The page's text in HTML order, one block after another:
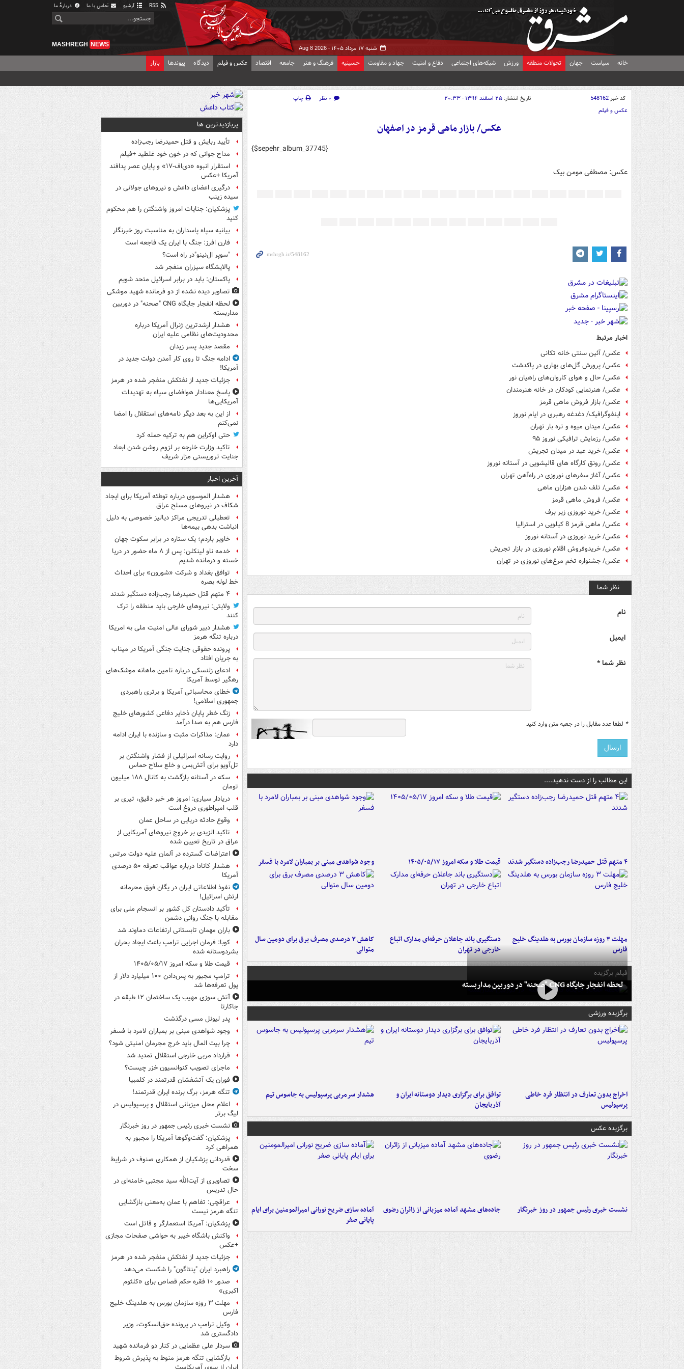
آرشیو تماس با ما دربارهٔ ما
شنبه ۱۷ مرداد ۱۴۰۵ - Aug 8 2026
MASHREGH NEWS
خانه سیاست جهان تحولات منطقه ورزش شبکه‌های اجتماعی دفاع و امنیت جهاد و مقاومت حسینیه فرهنگ و هنر جامعه اقتصاد عکس و فیلم دیدگاه پیوندها بازار
کد خبر548162 تاریخ انتشار: ۲۵ اسفند ۱۳۹۴ - ۲۰:۳۳ ۰ نظر
چاپ
عکس و فیلم
عکس/ بازار ماهی قرمز در اصفهان
{$sepehr_album_37745}
عکس: مصطفی مومن بیک
اخبار مرتبط
عکس/ آئین سنتی خانه تکانی
عکس/ پرورش گل‌های بهاری در پاکدشت
عکس/ حال و هوای کاروان‌های راهیان نور
عکس/ هنرنمایی کودکان در خانه هنرمندان
عکس/ بازار فروش ماهی قرمز
اینفوگرافیک/ دغدغه رهبری در ایام نوروز
عکس/ میدان میوه و تره بار تهران
عکس/ رزمایش ترافیکی نوروز ۹۵
عکس/ خرید عید در میدان تجریش
عکس/ رونق کارگاه های قالیشویی در آستانه نوروز
عکس/ آغاز سفرهای نوروزی در راه‌آهن تهران
عکس/ تلف شدن هزاران ماهی
عکس/ فروش ماهی قرمز
عکس/ خرید نوروزی زیر برف
عکس/ ماهی قرمز 8 کیلویی در استرالیا
عکس/ خرید نوروزی در آستانه نوروز
عکس/ خریدوفروش اقلام نوروزی در بازار تجریش
عکس/ جشنواره تخم مرغ‌های نوروزی در تهران
نظر شما
نام
ایمیل
نظر شما *
* لطفا عدد مقابل را در جعبه متن وارد کنید
این مطالب را از دست ندهید....
۴ متهم قتل حمیدرضا رجب‌زاده دستگیر شدند قیمت طلا و سکه امروز ۱۴۰۵/۰۵/۱۷ وجود شواهدی مبنی بر بمباران لامرد با فسفر
مهلت ۳ روزه سازمان بورس به هلدینگ خلیج
فارس
دستگیری باند جاعلان حرفه‌ای مدارک اتباع
خارجی در تهران
کاهش ۳ درصدی مصرف برق برای دومین سال
متوالی
فیلم برگزیده
لحظه انفجار جایگاه CNG "صحنه" در دوربین مداربسته
برگزیده ورزشی
اخراج بدون تعارف در انتظار فرد خاطی
پرسپولیس
توافق برای برگزاری دیدار دوستانه ایران و
آذربایجان
هشدار سرمربی پرسپولیس به جاسوس تیم
برگزیده عکس
نشست خبری رئیس جمهور در روز خبرنگار جاده‌های مشهد آماده میزبانی از زائران رضوی
آماده سازی ضریح نورانی امیرالمومنین برای ایام
پایانی صفر
پربازدیدترین ها
تأیید ربایش و قتل حمیدرضا رجب‌زاده
مداح جوانی که در خون خود غلطید +فیلم
استقرار انبوه «دی‌اف‑۱۷» و پایان عصر پدافند
آمریکا +عکس
درگیری اعضای داعش و نیروهای جولانی در
سیده زینب
پزشکیان: جنایات امروز واشنگتن را هم محکوم
کنید
بیانیه سپاه پاسداران به مناسبت روز خبرنگار
فارن افرز: جنگ با ایران یک فاجعه است
"سوپر ال‌نینو"در راه است؟
پالایشگاه سیزران منفجر شد
پاکستان: باید در برابر اسرائیل متحد شویم
تصاویر دیده‌ نشده از دو فرمانده شهید موشکی
لحظه انفجار جایگاه CNG "صحنه" در دوربین
مداربسته
هشدار ارشدترین ژنرال آمریکا درباره
محدودیت‌های نظامی علیه ایران
مقصد جدید پسر زیدان
ادامه جنگ تا روی کار آمدن دولت جدید در
آمریکا!
جزئیات جدید از نفتکش منفجر شده در هرمز
پاسخ معنادار هوافضای سپاه به تهدیدات
آمریکایی‌ها
از این به بعد دیگر نامه‌های استقلال را امضا
نمی‌کنم
حتی اوکراین هم به ترکیه حمله کرد
تاکید وزارت خارجه بر لزوم روشن شدن ابعاد
جنایت تروریستی مزار شریف
آخرین اخبار
هشدار الموسوی درباره توطئه آمریکا برای ایجاد
شکاف در نیروهای مسلح عراق
تعطیلی تدریجی مراکز دیالیز خصوصی به دلیل
انباشت بدهی بیمه‌ها
خاویر باردم؛ یک ستاره در برابر سکوت جهان
خدمه ناو لینکلن: پس از ۸ ماه حضور در دریا
خسته و درمانده‌ شدیم
توافق بغداد و شرکت «شورون» برای احداث
خط لوله بصره
۴ متهم قتل حمیدرضا رجب‌زاده دستگیر شدند
ولایتی: نیروهای خارجی باید منطقه را ترک
کنند
هشدار دبیر شورای عالی امنیت ملی به امریکا
درباره تنگه هرمز
پرونده حقوقی جنایت جنگی آمریکا در میناب
به جریان افتاد
ادعای زلنسکی درباره تامین ماهانه موشک‌های
رهگیر توسط آمریکا
خطای محاسباتی آمریکا و برتری راهبردی
جمهوری اسلامی!
زنگ خطر پایان ذخایر دفاعی کشورهای خلیج
فارس هم به صدا درآمد
عمان: مذاکرات مثبت و سازنده با ایران ادامه
دارد
روایت رسانه اسرائیلی از فشار واشنگتن بر
تل‌آویو برای آتش‌بس و خلع سلاح حماس
سکه در آستانه بازگشت به کانال ۱۸۸ میلیون
تومان
دریادار سیاری: امروز هر خبر دقیق، تیری بر
قلب امپراطوری دروغ است
وقوع حادثه دریایی در ساحل عمان
تاکید الزیدی بر خروج نیروهای آمریکایی از
عراق در تاریخ تعیین شده
اعتراضات گسترده در آلمان علیه دولت مرتس
هشدار کانادا درباره عواقب تعرفه ۵۰ درصدی
آمریکا
نفوذ اطلاعاتی ایران در یگان فوق محرمانه
ارتش اسرائیل!
تأکید دادستان کل کشور بر انسجام ملی برای
مقابله با جنگ روانی دشمن
باران مهمان تابستانی ارتفاعات دماوند شد
کوبا: فرمان اجرایی ترامپ باعث ایجاد بحران
بشردوستانه شده
قیمت طلا و سکه امروز ۱۴۰۵/۰۵/۱۷
ترامپ مجبور به پس‌دادن ۱۰۰ میلیارد دلار از
پول تعرفه‌ها شد
آتش سوزی مهیب یک ساختمان ۱۲ طبقه در
جاکارتا
پدر لیونل مسی درگذشت
وجود شواهدی مبنی بر بمباران لامرد با فسفر
چرا بیت المال باید خرج مجرمان امنیتی شود؟
قرارداد مربی خارجی استقلال تمدید شد
ماجرای تصویب کنوانسیون خزر چیست؟
فوران یک آتشفشان قدرتمند در کلمبیا
تنگه هرمز، برگ برنده ایران قدرتمند!
اعلام محل میزبانی استقلال و پرسپولیس در
لیگ برتر
نشست خبری رئیس جمهور در روز خبرنگار
پزشکیان: گفت‌وگوها آمریکا را مجبور به
همراهی کرد
قدردانی پزشکیان از همکاری صنوف در شرایط
سخت
تصاویری از آیت‌الله سید مجتبی خامنه‌ای در
حال تدریس
عراقچی: تفاهم با عمان به‌معنی بازگشایی
تنگه هرمز نیست
پزشکیان: آمریکا استعمارگر و قاتل است
واکنش باشگاه خیبر به حواشی صفحات مجازی
+عکس
جزئیات جدید از نفتکش منفجر شده در هرمز
راهبرد ایران "پنتاگون" را شکست می‌دهد
صدور ۱۰ فقره حکم قصاص برای «کلثوم
اکبری»
مهلت ۳ روزه سازمان بورس به هلدینگ خلیج
فارس
وکیل ترامپ در پرونده حق‌السکوت، وزیر
دادگستری شد
سردار علی عظمایی در کنار دو فرمانده شهید
بازگشایی تنگه هرمز منوط به پذیرش شروط